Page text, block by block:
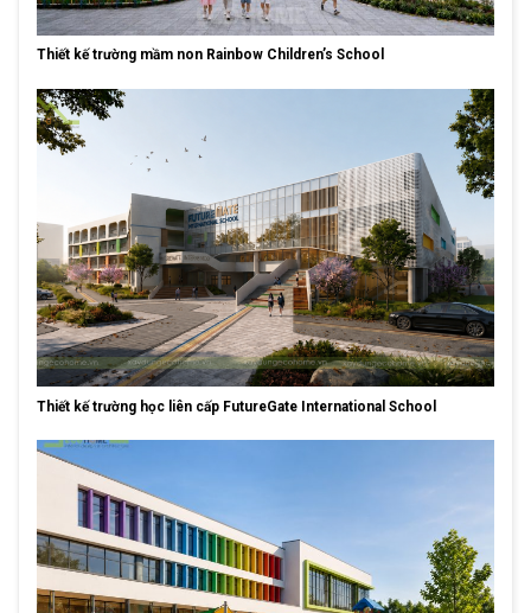
Thiết kế trường mầm non Rainbow Children’s School
Thiết kế trường học liên cấp FutureGate International School